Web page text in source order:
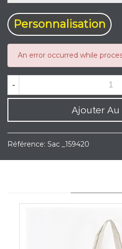
Personnalisation
An error occurred while
-
Ajouter Au
Référence: Sac _159420